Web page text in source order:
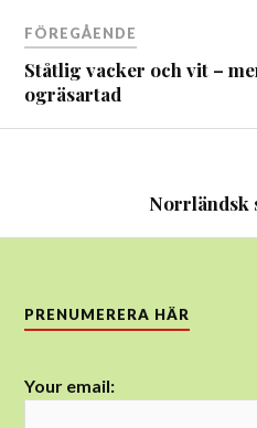
Inläggsnavigering
FÖREGÅENDE
Ståtlig vacker och vit –
ogräsartad
Norrländsk
PRENUMERERA HÄR
Your email: